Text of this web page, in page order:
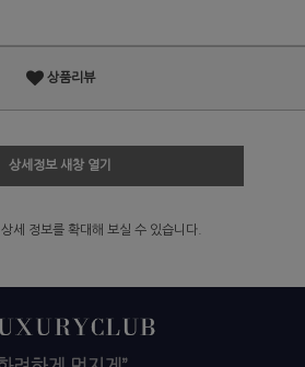
상품리뷰
상세정보 새창 열기
상세 정보를 확대해 보실 수 있습니다.